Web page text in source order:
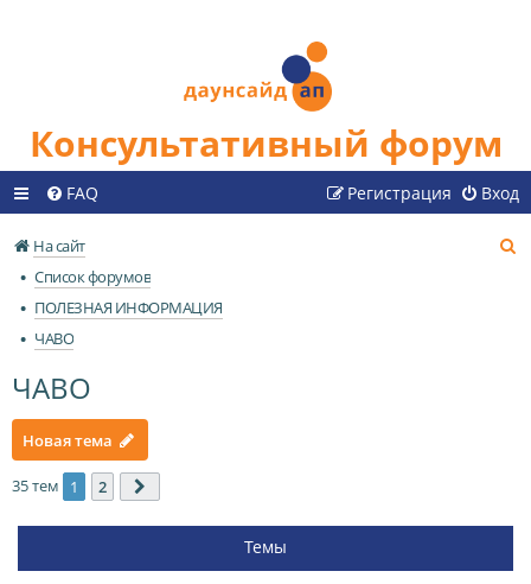
Консультативный форум
FAQ Вход
Регистрация
На сайт
Список форумов
ПОЛЕЗНАЯ ИНФОРМАЦИЯ
ЧАВО
ЧАВО
Новая тема
35 тем 1 2
Темы